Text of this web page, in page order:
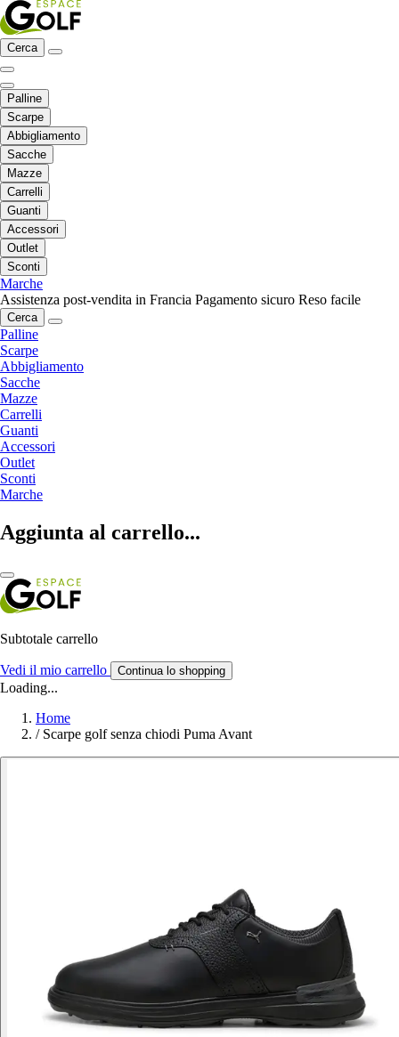
Cerca
Palline
Scarpe
Abbigliamento
Sacche
Mazze
Carrelli
Guanti
Accessori
Outlet
Sconti
Marche
Assistenza post-vendita in Francia Pagamento sicuro Reso facile
Cerca
Palline
Scarpe
Abbigliamento
Sacche
Mazze
Carrelli
Guanti
Accessori
Outlet
Sconti
Marche
Aggiunta al carrello...
Subtotale carrello
Vedi il mio carrello Continua lo shopping
Loading...
Home
/ Scarpe golf senza chiodi Puma Avant